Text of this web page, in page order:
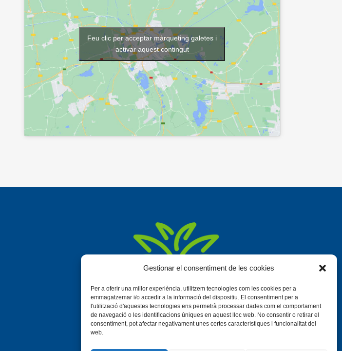
Gestionar el consentiment de les cookies
Per a oferir una millor experiència, utilitzem tecnologies com les cookies per a
emmagatzemar i/o accedir a la informació del dispositiu. El consentiment per a
l'utilització d'aquestes tecnologies ens permetrà processar dades com el comportament
de navegació o les identificacions úniques en aquest lloc web. No consentir o retirar el
consentiment, pot afectar negativament unes certes característiques i funcionalitat del
web.
Feu clic per acceptar màrqueting galetes i
activar aquest contingut